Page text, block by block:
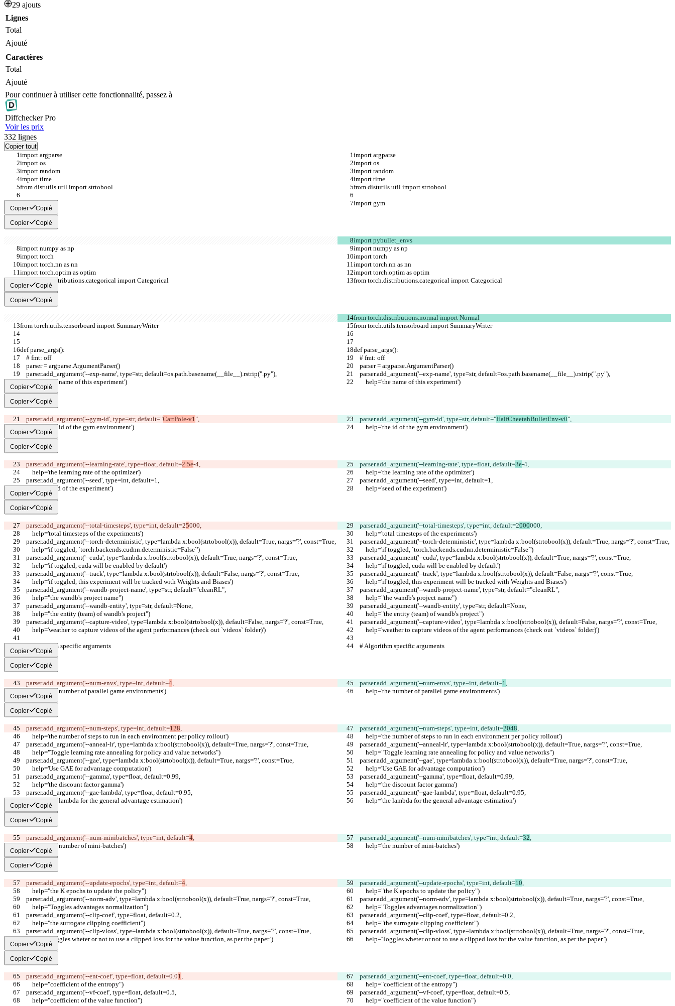
29 ajouts
Lignes
Total
Ajouté
Caractères
Total
Ajouté
Pour continuer à utiliser cette fonctionnalité, passez à
DiffcheckerPro
Voir les prix
332 lignes
Copier tout
import argparse
import argparse
import os
import os
import random
import random
import time
import time
from distutils.util import strtobool
from distutils.util import strtobool
import gym import gym
Copier Copié
Copier Copié
import pybullet_envs
import numpy as np
import numpy as np
import torch
import torch
import torch.nn as nn
import torch.nn as nn
import torch.optim as optim
import torch.optim as optim
from torch.distributions.categorical import Categorical
from torch.distributions.categorical import Categorical
Copier Copié
Copier Copié
from torch.distributions.normal import Normal
from torch.utils.tensorboard import SummaryWriter
from torch.utils.tensorboard import SummaryWriter
def parse_args():
def parse_args():
    # fmt: off
    # fmt: off
    parser = argparse.ArgumentParser()
    parser = argparse.ArgumentParser()
    parser.add_argument('--exp-name', type=str, default=os.path.basename(__file__).rstrip(".py"),
    parser.add_argument('--exp-name', type=str, default=os.path.basename(__file__).rstrip(".py"),
        help='the name of this experiment')
        help='the name of this experiment')
Copier Copié
Copier Copié
    parser.add_argument('--gym-id', type=str, default="
CartPole-v1",
    parser.add_argument('--gym-id', type=str, default="
HalfCheetahBulletEnv-v0",
        help='the id of the gym environment')
        help='the id of the gym environment')
Copier Copié
Copier Copié
    parser.add_argument('--learning-rate', type=float, default=
2.5e-4,
    parser.add_argument('--learning-rate', type=float, default=
3e-4,
        help='the learning rate of the optimizer')
        help='the learning rate of the optimizer')
    parser.add_argument('--seed', type=int, default=1,
    parser.add_argument('--seed', type=int, default=1,
        help='seed of the experiment')
        help='seed of the experiment')
Copier Copié
Copier Copié
    parser.add_argument('--total-timesteps', type=int, default=2
5000,
    parser.add_argument('--total-timesteps', type=int, default=2
000000,
        help='total timesteps of the experiments')
        help='total timesteps of the experiments')
    parser.add_argument('--torch-deterministic', type=lambda x:bool(strtobool(x)), default=True, nargs='?', const=True,
    parser.add_argument('--torch-deterministic', type=lambda x:bool(strtobool(x)), default=True, nargs='?', const=True,
        help='if toggled, `torch.backends.cudnn.deterministic=False`')
        help='if toggled, `torch.backends.cudnn.deterministic=False`')
    parser.add_argument('--cuda', type=lambda x:bool(strtobool(x)), default=True, nargs='?', const=True,
    parser.add_argument('--cuda', type=lambda x:bool(strtobool(x)), default=True, nargs='?', const=True,
        help='if toggled, cuda will be enabled by default')
        help='if toggled, cuda will be enabled by default')
    parser.add_argument('--track', type=lambda x:bool(strtobool(x)), default=False, nargs='?', const=True,
    parser.add_argument('--track', type=lambda x:bool(strtobool(x)), default=False, nargs='?', const=True,
        help='if toggled, this experiment will be tracked with Weights and Biases')
        help='if toggled, this experiment will be tracked with Weights and Biases')
    parser.add_argument('--wandb-project-name', type=str, default="cleanRL",
    parser.add_argument('--wandb-project-name', type=str, default="cleanRL",
        help="the wandb's project name")
        help="the wandb's project name")
    parser.add_argument('--wandb-entity', type=str, default=None,
    parser.add_argument('--wandb-entity', type=str, default=None,
        help="the entity (team) of wandb's project")
        help="the entity (team) of wandb's project")
    parser.add_argument('--capture-video', type=lambda x:bool(strtobool(x)), default=False, nargs='?', const=True,
    parser.add_argument('--capture-video', type=lambda x:bool(strtobool(x)), default=False, nargs='?', const=True,
        help='weather to capture videos of the agent performances (check out `videos` folder)')
        help='weather to capture videos of the agent performances (check out `videos` folder)')
    # Algorithm specific arguments
    # Algorithm specific arguments
Copier Copié
Copier Copié
    parser.add_argument('--num-envs', type=int, default=
4,
    parser.add_argument('--num-envs', type=int, default=
1,
        help='the number of parallel game environments')
        help='the number of parallel game environments')
Copier Copié
Copier Copié
    parser.add_argument('--num-steps', type=int, default=
128,
    parser.add_argument('--num-steps', type=int, default=
2048,
        help='the number of steps to run in each environment per policy rollout')
        help='the number of steps to run in each environment per policy rollout')
    parser.add_argument('--anneal-lr', type=lambda x:bool(strtobool(x)), default=True, nargs='?', const=True,
    parser.add_argument('--anneal-lr', type=lambda x:bool(strtobool(x)), default=True, nargs='?', const=True,
        help="Toggle learning rate annealing for policy and value networks")
        help="Toggle learning rate annealing for policy and value networks")
    parser.add_argument('--gae', type=lambda x:bool(strtobool(x)), default=True, nargs='?', const=True,
    parser.add_argument('--gae', type=lambda x:bool(strtobool(x)), default=True, nargs='?', const=True,
        help='Use GAE for advantage computation')
        help='Use GAE for advantage computation')
    parser.add_argument('--gamma', type=float, default=0.99,
    parser.add_argument('--gamma', type=float, default=0.99,
        help='the discount factor gamma')
        help='the discount factor gamma')
    parser.add_argument('--gae-lambda', type=float, default=0.95,
    parser.add_argument('--gae-lambda', type=float, default=0.95,
        help='the lambda for the general advantage estimation')
        help='the lambda for the general advantage estimation')
Copier Copié
Copier Copié
    parser.add_argument('--num-minibatches', type=int, default=
4,
    parser.add_argument('--num-minibatches', type=int, default=
32,
        help='the number of mini-batches')
        help='the number of mini-batches')
Copier Copié
Copier Copié
    parser.add_argument('--update-epochs', type=int, default=
4,
    parser.add_argument('--update-epochs', type=int, default=
10,
        help="the K epochs to update the policy")
        help="the K epochs to update the policy")
    parser.add_argument('--norm-adv', type=lambda x:bool(strtobool(x)), default=True, nargs='?', const=True,
    parser.add_argument('--norm-adv', type=lambda x:bool(strtobool(x)), default=True, nargs='?', const=True,
        help="Toggles advantages normalization")
        help="Toggles advantages normalization")
    parser.add_argument('--clip-coef', type=float, default=0.2,
    parser.add_argument('--clip-coef', type=float, default=0.2,
        help="the surrogate clipping coefficient")
        help="the surrogate clipping coefficient")
    parser.add_argument('--clip-vloss', type=lambda x:bool(strtobool(x)), default=True, nargs='?', const=True,
    parser.add_argument('--clip-vloss', type=lambda x:bool(strtobool(x)), default=True, nargs='?', const=True,
        help='Toggles wheter or not to use a clipped loss for the value function, as per the paper.')
        help='Toggles wheter or not to use a clipped loss for the value function, as per the paper.')
Copier Copié
Copier Copié
    parser.add_argument('--ent-coef', type=float, default=0.0
1,
    parser.add_argument('--ent-coef', type=float, default=0.0
,
        help="coefficient of the entropy")
        help="coefficient of the entropy")
    parser.add_argument('--vf-coef', type=float, default=0.5,
    parser.add_argument('--vf-coef', type=float, default=0.5,
        help="coefficient of the value function")
        help="coefficient of the value function")